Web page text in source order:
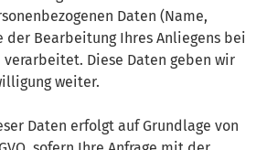
Daten (Name,
der Bearbeitung Ihres Anliegens bei
Diese Daten geben wir
weiter.
Daten erfolgt auf Grundlage von